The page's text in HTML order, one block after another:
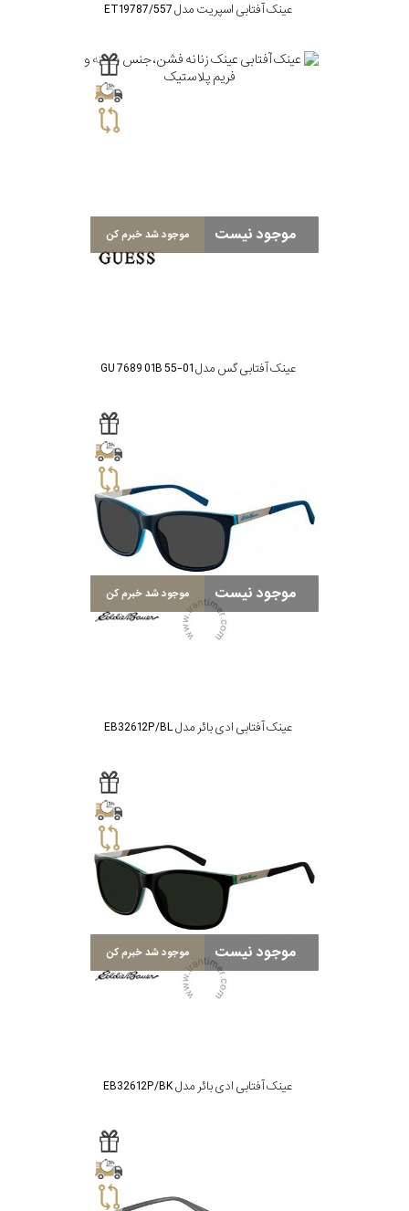
عینک آفتابی اسپریت مدل ET19787/557
موجود نیست موجود شد خبرم کن
عینک آفتابی گس مدل GU 7689 01B 55-01
موجود نیست موجود شد خبرم کن
عینک آفتابی ادی بائر مدل EB32612P/BL
موجود نیست موجود شد خبرم کن
عینک آفتابی ادی بائر مدل EB32612P/BK